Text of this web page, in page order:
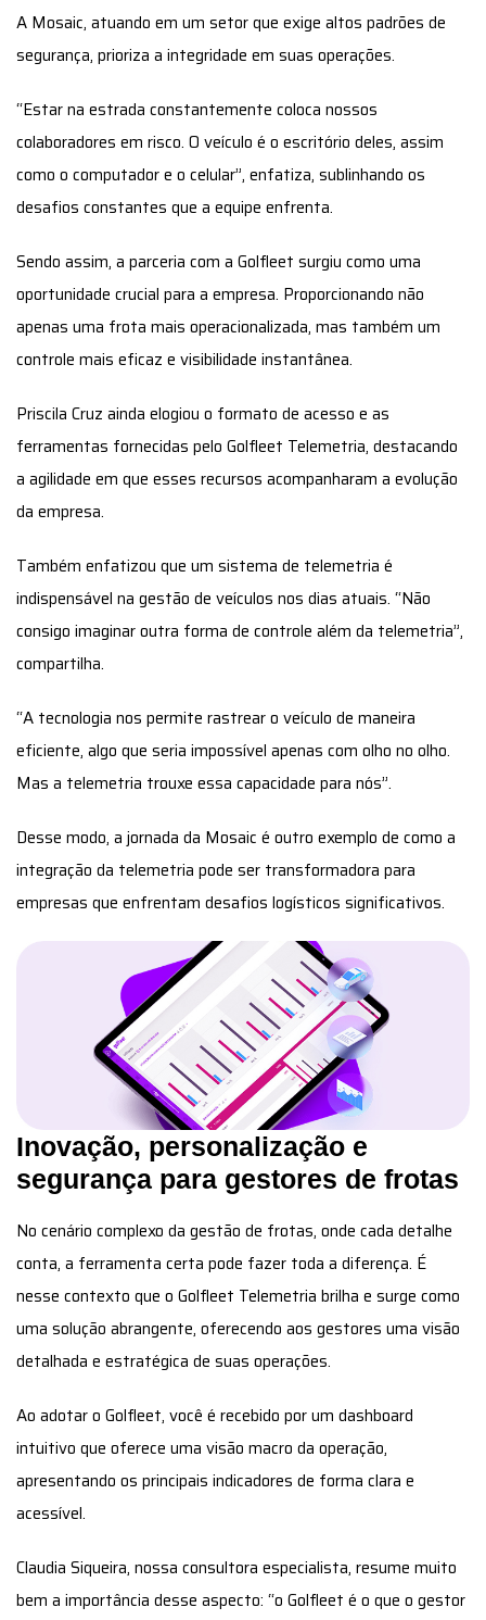
A Mosaic, atuando em um setor que exige altos padrões de
segurança, prioriza a integridade em suas operações.
“Estar na estrada constantemente coloca nossos
colaboradores em risco. O veículo é o escritório deles, assim
como o computador e o celular”, enfatiza, sublinhando os
desafios constantes que a equipe enfrenta.
Sendo assim, a parceria com a Golfleet surgiu como uma
oportunidade crucial para a empresa. Proporcionando não
apenas uma frota mais operacionalizada, mas também um
controle mais eficaz e visibilidade instantânea.
Priscila Cruz ainda elogiou o formato de acesso e as
ferramentas fornecidas pelo Golfleet Telemetria, destacando
a agilidade em que esses recursos acompanharam a evolução
da empresa.
Também enfatizou que um sistema de telemetria é
indispensável na gestão de veículos nos dias atuais. “Não
consigo imaginar outra forma de controle além da telemetria”,
compartilha.
“A tecnologia nos permite rastrear o veículo de maneira
eficiente, algo que seria impossível apenas com olho no olho.
Mas a telemetria trouxe essa capacidade para nós”.
Desse modo, a jornada da Mosaic é outro exemplo de como a
integração da telemetria pode ser transformadora para
empresas que enfrentam desafios logísticos significativos.
Inovação, personalização e
segurança para gestores de frotas
No cenário complexo da gestão de frotas, onde cada detalhe
conta, a ferramenta certa pode fazer toda a diferença. É
nesse contexto que o Golfleet Telemetria brilha e surge como
uma solução abrangente, oferecendo aos gestores uma visão
detalhada e estratégica de suas operações.
Ao adotar o Golfleet, você é recebido por um dashboard
intuitivo que oferece uma visão macro da operação,
apresentando os principais indicadores de forma clara e
acessível.
Claudia Siqueira, nossa consultora especialista, resume muito
bem a importância desse aspecto: “o Golfleet é o que o gestor